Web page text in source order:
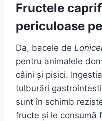
Fructele
periculoase
Da, bacele de
pentru animalele
câini și pisici.
tulburări
sunt în schimb
fructe și le consumă